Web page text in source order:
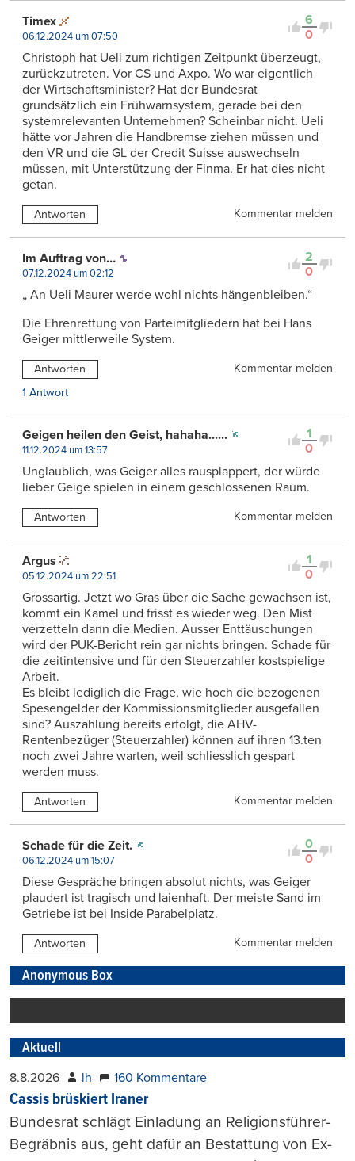
6
0
Timex
06.12.2024 um 07:50
Christoph hat Ueli zum richtigen Zeitpunkt überzeugt,
zurückzutreten. Vor CS und Axpo. Wo war eigentlich
der Wirtschaftsminister? Hat der Bundesrat
grundsätzlich ein Frühwarnsystem, gerade bei den
systemrelevanten Unternehmen? Scheinbar nicht. Ueli
hätte vor Jahren die Handbremse ziehen müssen und
den VR und die GL der Credit Suisse auswechseln
müssen, mit Unterstützung der Finma. Er hat dies nicht
getan.
Antworten Kommentar melden
2
0
Im Auftrag von…
07.12.2024 um 02:12
„ An Ueli Maurer werde wohl nichts hängenbleiben.“
Die Ehrenrettung von Parteimitgliedern hat bei Hans
Geiger mittlerweile System.
Antworten
Kommentar melden
1 Antwort
1
0
Geigen heilen den Geist, hahaha......
11.12.2024 um 13:57
Unglaublich, was Geiger alles rausplappert, der würde
lieber Geige spielen in einem geschlossenen Raum.
Antworten Kommentar melden
1
0
Argus
05.12.2024 um 22:51
Grossartig. Jetzt wo Gras über die Sache gewachsen ist,
kommt ein Kamel und frisst es wieder weg. Den Mist
verzetteln dann die Medien. Ausser Enttäuschungen
wird der PUK-Bericht rein gar nichts bringen. Schade für
die zeitintensive und für den Steuerzahler kostspielige
Arbeit.
Es bleibt lediglich die Frage, wie hoch die bezogenen
Spesengelder der Kommissionsmitglieder ausgefallen
sind? Auszahlung bereits erfolgt, die AHV-
Rentenbezüger (Steuerzahler) können auf ihren 13.ten
noch zwei Jahre warten, weil schliesslich gespart
werden muss.
Antworten Kommentar melden
0
0
Schade für die Zeit.
06.12.2024 um 15:07
Diese Gespräche bringen absolut nichts, was Geiger
plaudert ist tragisch und laienhaft. Der meiste Sand im
Getriebe ist bei Inside Parabelplatz.
Antworten Kommentar melden
Anonymous Box
Aktuell
8.8.2026 lh 160 Kommentare
Cassis brüskiert Iraner
Bundesrat schlägt Einladung an Religionsführer-
Begräbnis aus, geht dafür an Bestattung von Ex-